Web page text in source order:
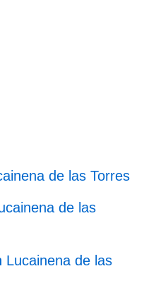
de las Torres
de las
Lucainena de las